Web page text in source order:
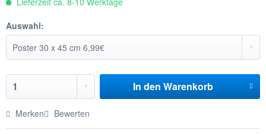
Auswahl:
In den Warenkorb
Merken Bewerten